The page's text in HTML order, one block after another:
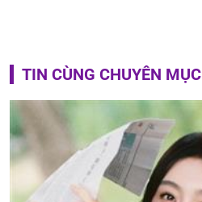
TIN CÙNG CHUYÊN MỤC